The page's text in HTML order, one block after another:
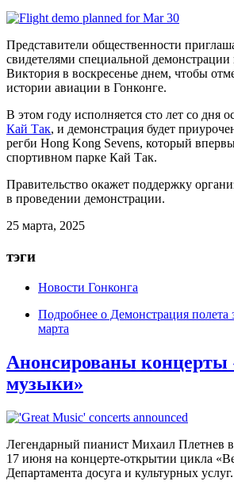
Представители общественности
свидетелями специальной демонстрации
Виктория в воскресенье днем, чтобы
истории авиации в Гонконге.
В этом году исполняется сто лет со дня
Кай Так, и демонстрация будет
регби Hong Kong Sevens, который
спортивном парке Кай Так.
Правительство окажет поддержку
в проведении демонстрации.
25 марта, 2025
тэги
Новости Гонконга
Подробнее о Демонстрация полета
марта
Анонсированы концерты
музыки»
Легендарный пианист Михаил Плетнев
17 июня на концерте-открытии цикла «
Департамента досуга и культурных услуг.